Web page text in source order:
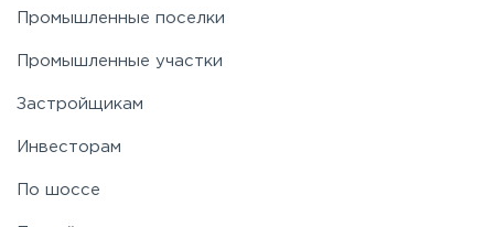
Промышленные поселки
Промышленные участки
Застройщикам
Инвесторам
По шоссе